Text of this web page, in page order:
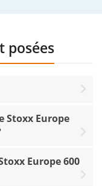
posées
Stoxx Europe
Europe 600